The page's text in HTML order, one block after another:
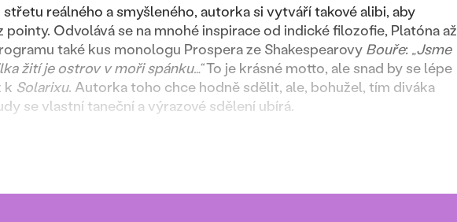
reálného a smyšleného, autorka si vytváří takové alibi, aby
pointy. Odvolává se na mnohé inspirace od indické filozofie, Platóna až
také kus monologu Prospera ze Shakespearovy Bouře: „Jsme
žití je ostrov v moři spánku…“To je krásné motto, ale snad by se lépe
k Solarixu. Autorka toho chce hodně sdělit, ale, bohužel, tím diváka
se vlastní taneční a výrazové sdělení ubírá.